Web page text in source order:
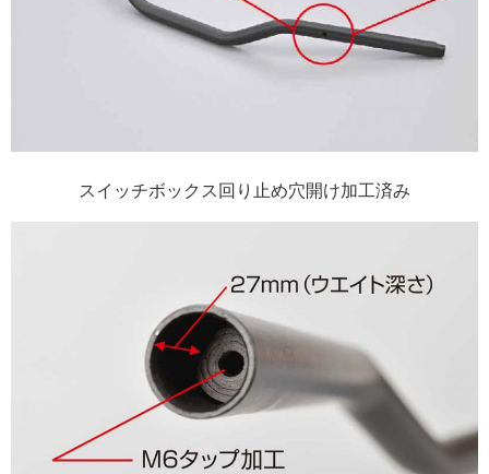
スイッチボックス回り止め穴開け加工済み